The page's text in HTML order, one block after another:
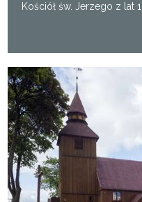
Kościół św. Jerzego z lat